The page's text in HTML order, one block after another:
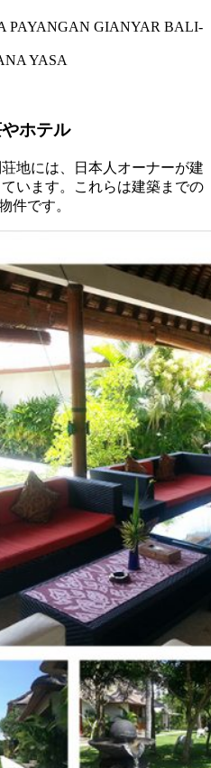
PAYANGAN GIANYAR BALI-
YASA
ホテル
地には、日本人オーナーが建
います。これらは建築までの
件です。